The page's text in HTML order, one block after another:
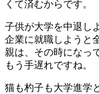
くて済むからです。
子供が大学を中退し
企業に就職しようと
親は、その時になっ
もう手遅れですね。
猫も杓子も大学進学